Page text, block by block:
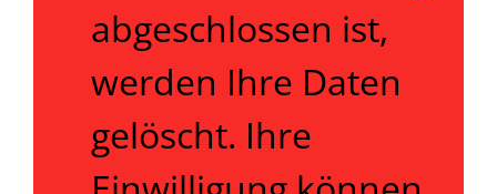
abgeschlossen ist,
werden Ihre Daten
gelöscht. Ihre